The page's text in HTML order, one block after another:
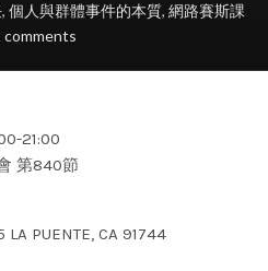
, 個人與群體事件的本質, 網路賽斯課
comments
21:00
第840節
PUENTE, CA 91744